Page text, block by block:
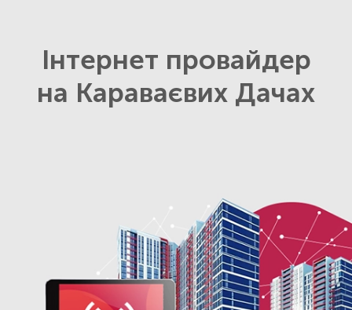
Інтернет провайдер
на Караваєвих Дачах